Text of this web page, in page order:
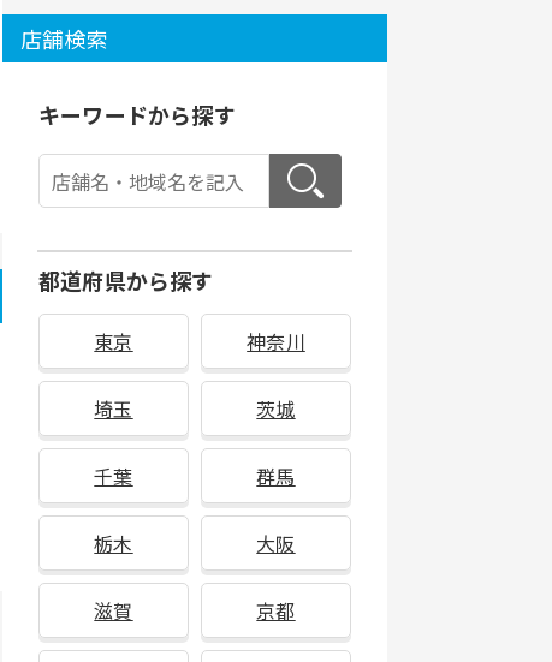
店舗検索
キーワードから探す
都道府県から探す
東京 神奈川
埼玉 茨城
千葉 群馬
栃木 大阪
滋賀 京都